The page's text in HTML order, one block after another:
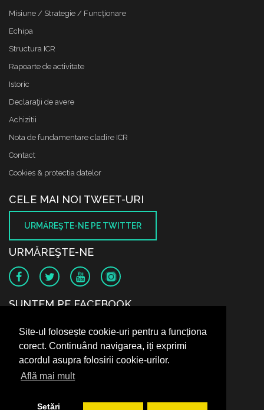
Site-ul folosește cookie-uri pentru a funcționa
corect. Continuând navigarea, iți exprimi
acordul asupra folosirii cookie-urilor.
Află mai mult
Setări
Misiune / Strategie / Funcţionare
Echipa
Structura ICR
Rapoarte de activitate
Istoric
Declaraţii de avere
Achizitii
Nota de fundamentare cladire ICR
Contact
Cookies & protectia datelor
CELE MAI NOI TWEET-URI
URMĂREŞTE-NE PE TWITTER
URMĂREŞTE-NE
SUNTEM PE FACEBOOK